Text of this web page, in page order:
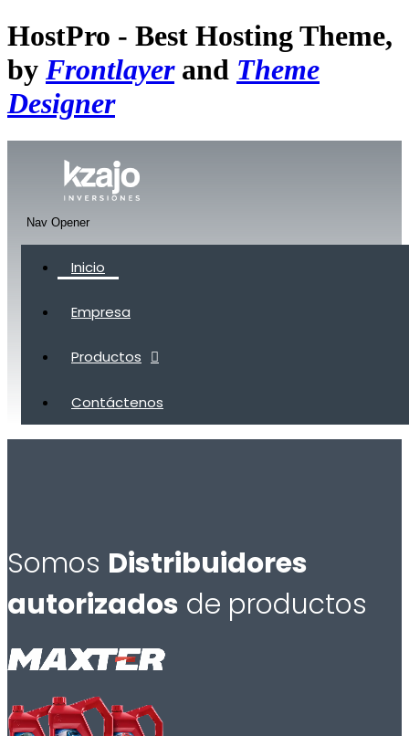
HostPro - Best Hosting Theme,
by Frontlayerand Theme
Designer
Nav Opener
Inicio
Empresa
Productos
Contáctenos
Somos Distribuidores
autorizados de productos